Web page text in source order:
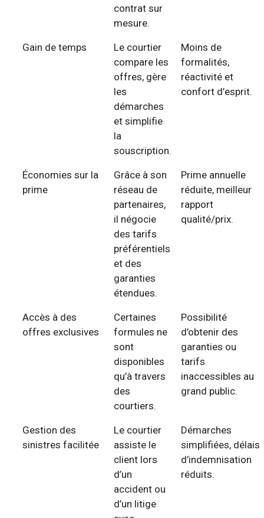
contrat sur
mesure.
Gain de temps
Le courtier
compare les
offres, gère
les
démarches
et simplifie
la
souscription.
Moins de
formalités,
réactivité et
confort d’esprit.
Économies sur la
prime
Grâce à son
réseau de
partenaires,
il négocie
des tarifs
préférentiels
et des
garanties
étendues.
Prime annuelle
réduite, meilleur
rapport
qualité/prix.
Accès à des
offres exclusives
Certaines
formules ne
sont
disponibles
qu’à travers
des
courtiers.
Possibilité
d’obtenir des
garanties ou
tarifs
inaccessibles au
grand public.
Gestion des
sinistres facilitée
Le courtier
assiste le
client lors
d’un
accident ou
d’un litige
Démarches
simplifiées, délais
d’indemnisation
réduits.